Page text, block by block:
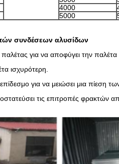
4000
5000
συνδέσεων αλυσίδων
για να αποφύγει την παλέτα
ισχυρότερη.
για να μειώσει μια πίεση
τις επιτροπές φρακτών